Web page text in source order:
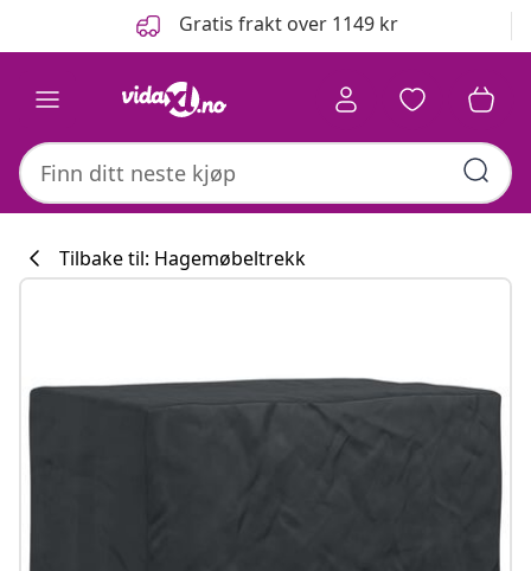
Gratis frakt over 1149 kr
Tilbake til: Hagemøbeltrekk